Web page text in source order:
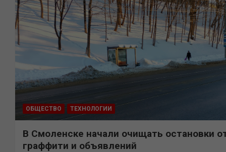
ОБЩЕСТВО ТЕХНОЛОГИИ
В Смоленске начали очищать остановки
граффити и объявлений